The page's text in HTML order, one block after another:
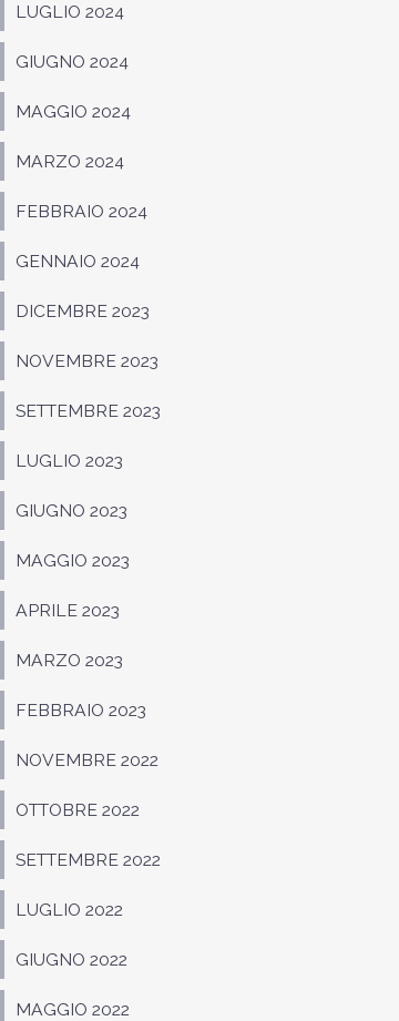
LUGLIO 2024
GIUGNO 2024
MAGGIO 2024
MARZO 2024
FEBBRAIO 2024
GENNAIO 2024
DICEMBRE 2023
NOVEMBRE 2023
SETTEMBRE 2023
LUGLIO 2023
GIUGNO 2023
MAGGIO 2023
APRILE 2023
MARZO 2023
FEBBRAIO 2023
NOVEMBRE 2022
OTTOBRE 2022
SETTEMBRE 2022
LUGLIO 2022
GIUGNO 2022
MAGGIO 2022